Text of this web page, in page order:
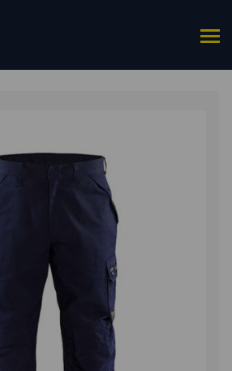
/ PALOSUOJATUT